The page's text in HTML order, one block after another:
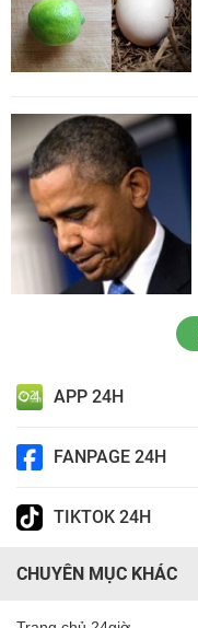
APP 24H
FANPAGE 24H
TIKTOK 24H
CHUYÊN MỤC KHÁC